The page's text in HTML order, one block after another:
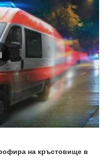
на кръстовище в